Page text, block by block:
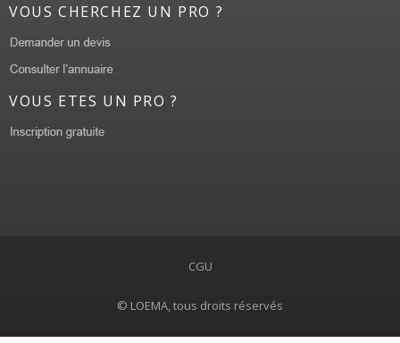
VOUS CHERCHEZ UN PRO ?
VOUS ETES UN PRO ?
CGU
© LOEMA, tous droits réservés